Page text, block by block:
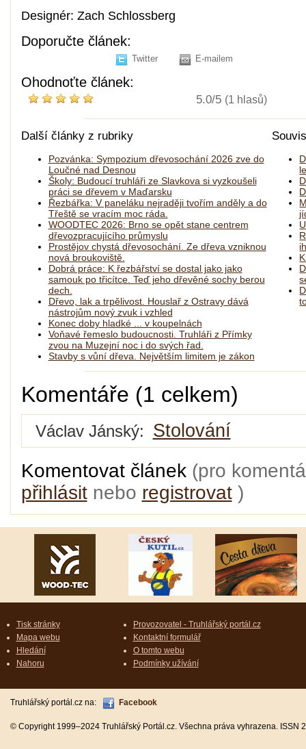
Designér: Zach Schlossberg
Doporučte článek:
Twitter E-mailem
Ohodnoťte článek:
5.0/5 (1 hlasů)
Další články z rubriky
Pozvánka: Sympozium dřevosochání 2026 zve do
Loučné nad Desnou
Školy: Budoucí truhláři ze Slavkova si vyzkoušeli
práci se dřevem v Maďarsku
Řezbářka: V paneláku nejraději tvořím anděly a do
Třeště se vracím moc ráda.
WOODTEC 2026: Brno se opět stane centrem
dřevozpracujícího průmyslu
Prostějov chystá dřevosochání. Ze dřeva vzniknou
nová broukoviště.
Dobrá práce: K řezbářství se dostal jako jako
samouk po třicítce. Teď jeho dřevěné sochy berou
dech.
Dřevo, lak a trpělivost. Houslař z Ostravy dává
nástrojům nový zvuk i vzhled
Konec doby hladké ... v koupelnách
Voňavé řemeslo budoucnosti. Truhláři z Přímky
zvou na Muzejní noc i do svých řad.
Stavby s vůní dřeva. Největším limitem je zákon
Komentáře (1 celkem)
Václav Jánský: Stolování
Komentovat článek (pro
přihlásitnebo registrovat)
Tisk stránky
Mapa webu
Hledání
Nahoru
Provozovatel - Truhlářský portál.cz
Kontaktní formulář
O tomto webu
Podmínky užívání
Truhlářský portál.cz na: Facebook
© Copyright 1999–2024 Truhlářský Portál.cz. Všechna práva vyhrazena.